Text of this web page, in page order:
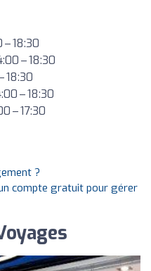
– 18:30
– 18:30
18:30
– 18:30
– 17:30
?
compte gratuit pour gérer